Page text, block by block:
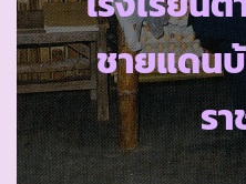
ชายแดน
ร